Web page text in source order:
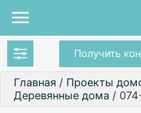
Получить
Главная / Проекты
Деревянные дома /